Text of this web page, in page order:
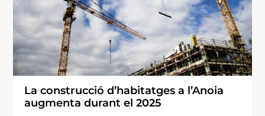
La construcció d’habitatges a l’Anoia
augmenta durant el 2025